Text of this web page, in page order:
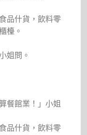
品什貨，飲料零
檯。
姐問。
餐館業！」小姐
品什貨，飲料零